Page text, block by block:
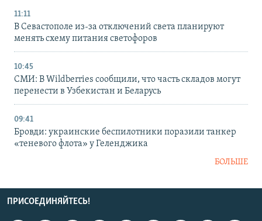
11:11
В Севастополе из-за отключений света планируют
менять схему питания светофоров
10:45
СМИ: В Wildberries сообщили, что часть складов могут
перенести в Узбекистан и Беларусь
09:41
Бровди: украинские беспилотники поразили танкер
«теневого флота» у Геленджика
БОЛЬШЕ
ПРИСОЕДИНЯЙТЕСЬ!